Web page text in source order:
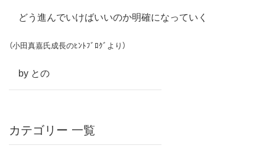
どう進んでいけばいいのか明確になっていく
（小田真嘉氏成長のﾋﾝﾄﾌﾞﾛｸﾞより）
by との
カテゴリー 一覧